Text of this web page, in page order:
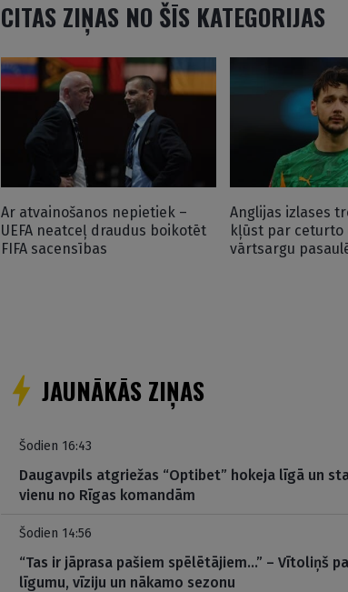
CITAS ZIŅAS NO ŠĪS KATEGORIJAS
Ar atvainošanos nepietiek –
UEFA neatceļ draudus boikotēt
FIFA sacensības
Anglijas izlases
kļūst par ceturto
vārtsargu
JAUNĀKĀS ZIŅAS
Šodien 16:43
Daugavpils atgriežas “Optibet” hokeja līgā un
vienu no Rīgas komandām
Šodien 14:56
“Tas ir jāprasa pašiem spēlētājiem…” – Vītoliņš
līgumu, vīziju un nākamo sezonu